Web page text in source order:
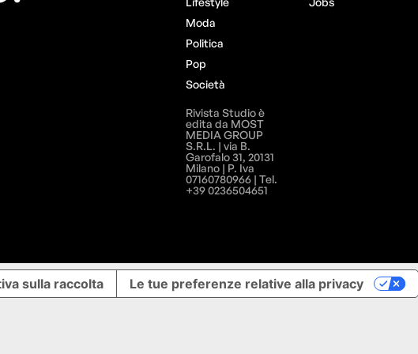
Moda
Politica
Pop
Società
Rivista Studio è
edita da MOST
MEDIA GROUP
S.R.L. | via B.
Garofalo 31, 20131
Milano | P. Iva
07160780966 | Tel.
+39 0236504651
sulla raccolta Le tue preferenze relative alla privacy